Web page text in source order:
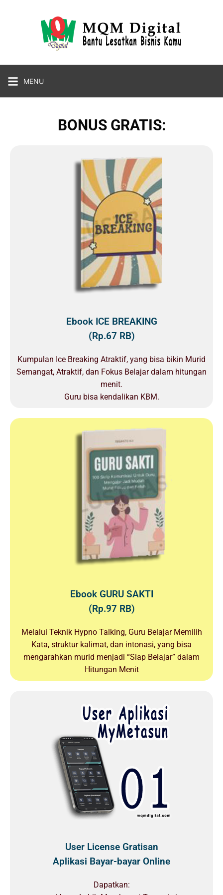
MENU
BONUS GRATIS:
Ebook ICE BREAKING
(Rp.67 RB)
Kumpulan Ice Breaking Atraktif, yang bisa bikin Murid
Semangat, Atraktif, dan Fokus Belajar dalam hitungan
menit.
Guru bisa kendalikan KBM.
Ebook GURU SAKTI
(Rp.97 RB)
Melalui Teknik Hypno Talking, Guru Belajar Memilih
Kata, struktur kalimat, dan intonasi, yang bisa
mengarahkan murid menjadi “Siap Belajar” dalam
Hitungan Menit
User License Gratisan
Aplikasi Bayar-bayar Online
Dapatkan: